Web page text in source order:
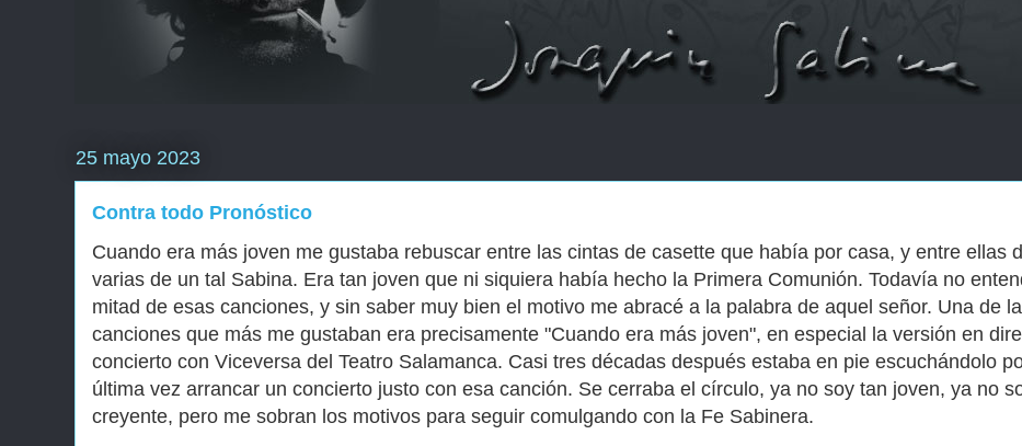
25 mayo 2023
Contra todo Pronóstico
Cuando era más joven me gustaba rebuscar entre las cintas de casette que había por casa, y entre ellas
varias de un tal Sabina. Era tan joven que ni siquiera había hecho la Primera Comunión. Todavía no
mitad de esas canciones, y sin saber muy bien el motivo me abracé a la palabra de aquel señor. Una de
canciones que más me gustaban era precisamente "Cuando era más joven", en especial la versión en
concierto con Viceversa del Teatro Salamanca. Casi tres décadas después estaba en pie escuchándolo
última vez arrancar un concierto justo con esa canción. Se cerraba el círculo, ya no soy tan joven, ya no
creyente, pero me sobran los motivos para seguir comulgando con la Fe Sabinera.